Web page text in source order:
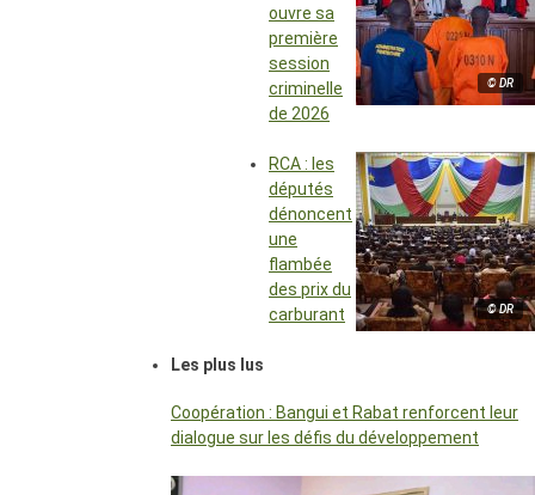
© DR
ouvre sa
première
session
criminelle
de 2026
© DR
RCA : les
députés
dénoncent
une
flambée
des prix du
carburant
Les plus lus
Coopération : Bangui et Rabat renforcent leur
dialogue sur les défis du développement